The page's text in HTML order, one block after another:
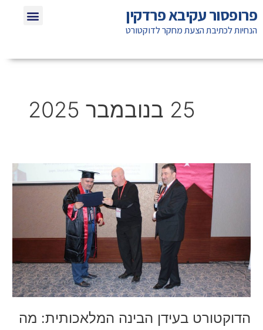
לתוכן
פרופסור עקיבא פרדקין
הנחיות לכתיבת הצעת מחקר לדוקטורט
25 בנובמבר 2025
הדוקטורט בעידן הבינה המלאכותית: מה
המלאכותית:
אסור?